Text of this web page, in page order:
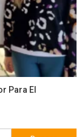
Para El